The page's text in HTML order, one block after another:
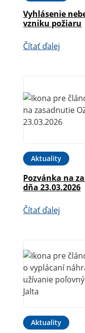
Vyhlásenie
vzniku požiaru
Čítať ďalej
Aktuality
Pozvánka na
dňa 23.03.2026
Čítať ďalej
Aktuality